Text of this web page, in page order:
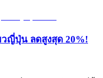
วญี่ปุ่น ลดสูงสุด 20%!